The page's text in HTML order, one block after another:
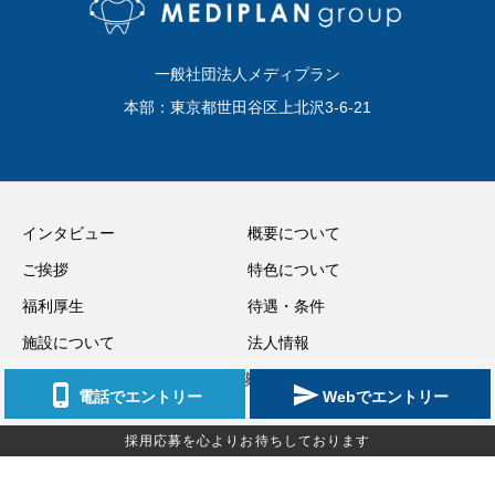
一般社団法人メディプラン
本部：東京都世田谷区上北沢3-6-21
インタビュー 概要について
ご挨拶 特色について
福利厚生 待遇・条件
施設について 法人情報
歯科医師採用応募
Copyright © 歯科医師中途採用サイト｜メディプラングループ（東京・埼玉・千
電話でエントリー Webでエントリー
採用応募を心よりお待ちしております